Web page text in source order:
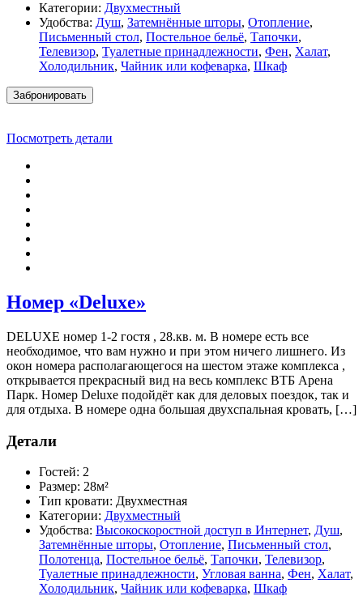
Категории: Двухместный
Удобства: Душ, Затемнённые шторы, Отопление,
Письменный стол, Постельное бельё, Тапочки,
Телевизор, Туалетные принадлежности, Фен, Халат,
Холодильник, Чайник или кофеварка, Шкаф
Забронировать
Посмотреть детали
Номер «Deluxe»
DELUXE номер 1-2 гостя , 28.кв. м. В номере есть все
необходимое, что вам нужно и при этом ничего лишнего. Из
окон номера располагающегося на шестом этаже комплекса ,
открывается прекрасный вид на весь комплекс ВТБ Арена
Парк. Номер Deluxe подойдёт как для деловых поездок, так и
для отдыха. В номере одна большая двухспальная кровать, […]
Детали
Гостей: 2
Размер: 28м²
Тип кровати: Двухместная
Категории: Двухместный
Удобства: Высокоскоростной доступ в Интернет, Душ,
Затемнённые шторы, Отопление, Письменный стол,
Полотенца, Постельное бельё, Тапочки, Телевизор,
Туалетные принадлежности, Угловая ванна, Фен, Халат,
Холодильник, Чайник или кофеварка, Шкаф